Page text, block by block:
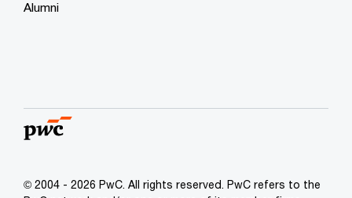
Alumni
© 2004 - 2026 PwC. All rights reserved. PwC refers to the